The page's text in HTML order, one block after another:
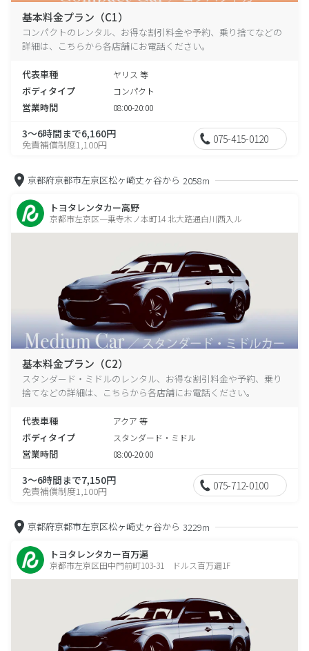
基本料金プラン（C1）
コンパクトのレンタル、お得な割引料金や予約、乗り捨てなどの
詳細は、こちらから各店舗にお電話ください。
代表車種 ヤリス 等
ボディタイプ コンパクト
営業時間 08:00-20:00
3～6時間まで6,160円
免責補償制度1,100円 075-415-0120
京都府京都市左京区松ヶ崎丈ヶ谷から 2058m
トヨタレンタカー高野
京都市左京区一乗寺木ノ本町14 北大路通白川西入ル
基本料金プラン（C2）
スタンダード・ミドルのレンタル、お得な割引料金や予約、乗り
捨てなどの詳細は、こちらから各店舗にお電話ください。
代表車種 アクア 等
ボディタイプ スタンダード・ミドル
営業時間 08:00-20:00
3～6時間まで7,150円
免責補償制度1,100円 075-712-0100
京都府京都市左京区松ヶ崎丈ヶ谷から 3229m
トヨタレンタカー百万遍
京都市左京区田中門前町103-31 ドルス百万遍1F